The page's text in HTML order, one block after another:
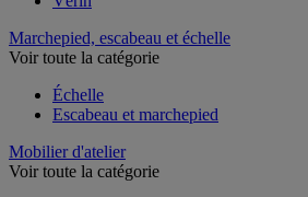
Marchepied, escabeau et échelle
Voir toute la catégorie
Échelle
Escabeau et marchepied
Mobilier d'atelier
Voir toute la catégorie